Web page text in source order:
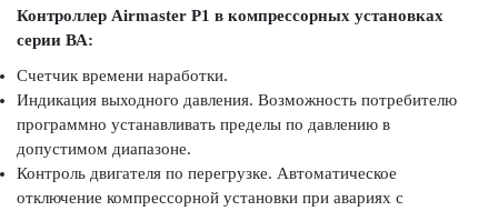
Контроллер Airmaster P1 в компрессорных установках
серии ВА:
Счетчик времени наработки.
Индикация выходного давления. Возможность потребителю
программно устанавливать пределы по давлению в
допустимом диапазоне.
Контроль двигателя по перегрузке. Автоматическое
отключение компрессорной установки при авариях с